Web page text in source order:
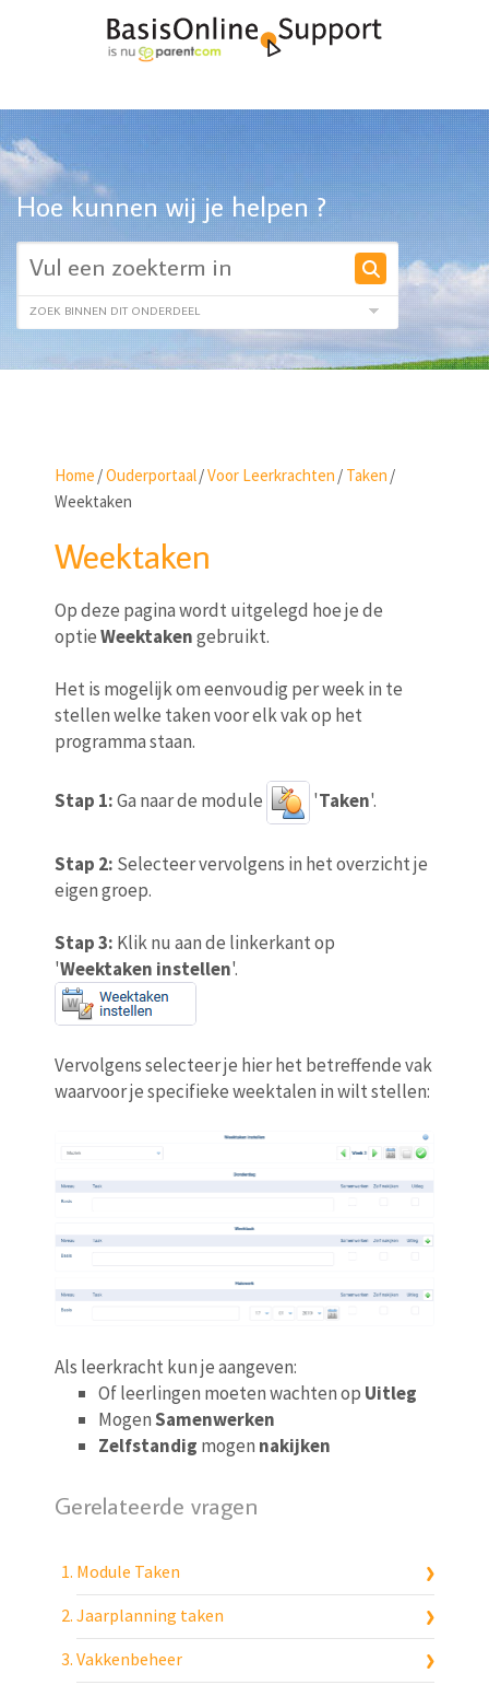
Hoe kunnen wij je helpen ?
Home /Ouderportaal/Voor Leerkrachten / Taken /
Weektaken
Weektaken
Op deze pagina wordt uitgelegd hoe je de
optieWeektakengebruikt.
Het is mogelijk om eenvoudig per week in te
stellen welke taken voor elk vak op het
programma staan.
Stap 1:Ga naar de module 'Taken'.
Stap 2: Selecteer vervolgens in het overzicht je
eigen groep.
Stap 3: Klik nu aan de linkerkant op
'Weektaken instellen'.
Vervolgens selecteer je hier het betreffende vak
waarvoor je specifieke weektalen in wilt stellen:
Als leerkracht kun je aangeven:
Of leerlingen moeten wachten op Uitleg
MogenSamenwerken
Zelfstandig mogen nakijken
Gerelateerde vragen
Module Taken
Jaarplanning taken
Vakkenbeheer